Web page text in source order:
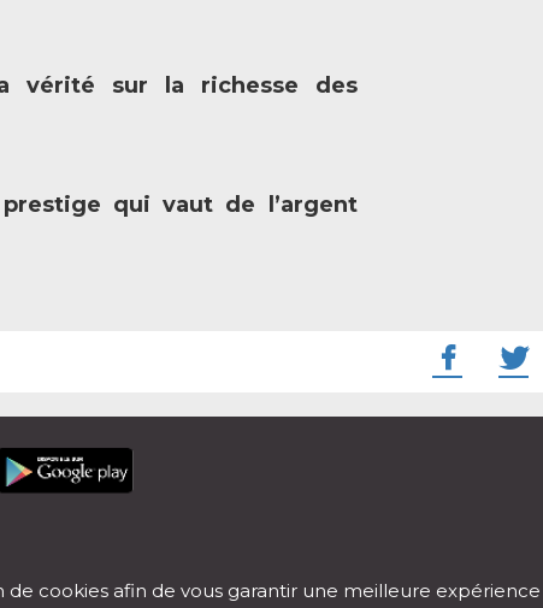
vérité sur la richesse des
qui vaut de l’argent
cookies afin de vous garantir une meilleure